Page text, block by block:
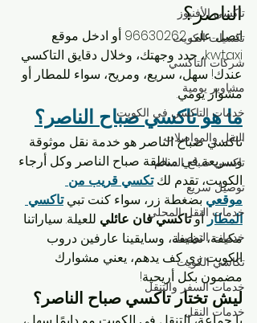
تاكسي الأفنيوز
تكسيات الكويت
شركات التاكسي
مشاوير يومية
خدمات التاكسي في الكويت
النقل والمواصلات
تاكسي صباح السالم
توصيل سريع
خدمات النقل المحلي
خدمات التوصيل
تكاسي الكويت
خدمات السفر والتنقل
خدمات النقل
الناصر؟
اتصل على 96630262 أو ادخل موقع
kwtaxi، حدد وجهتك، وخلال دقايق التاكسي
عندك! سهل، سريع، ومريح، سواء للمطار أو
مشوار يومي.
ما هو تاكسي صباح الناصر؟
تاكسي صباح الناصر هو خدمة نقل موثوقة
وسريعة في منطقة صباح الناصر وكل أرجاء
الكويت، تقدم لك تكسي قريب من
موقعي بضغطة زر، سواء كنت تبي تاكسي
المطار أو تاكسي فان عائلي للعيلة. سياراتنا
مكيفة، نظيفة، وسايقينا عارفين دروب
الكويت زي كف يدهم، يعني مشوارك
مضمون بكل أريحية!
ليش تختار تاكسي صباح الناصر؟